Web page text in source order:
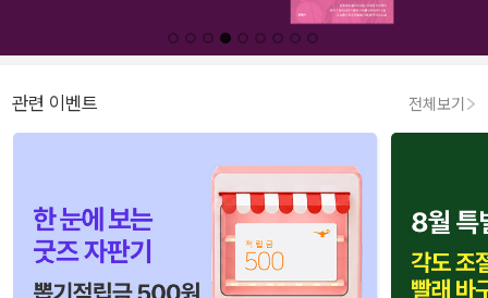
관련 이벤트 전체보기